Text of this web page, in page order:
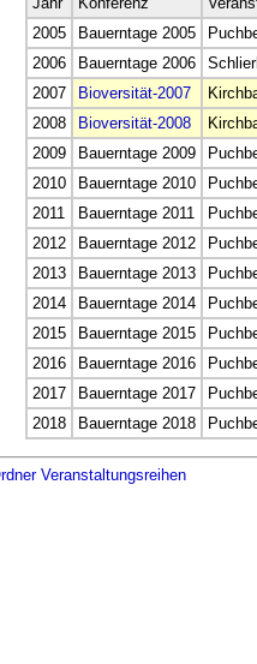
2005
Bauerntage 2005
2006
Bauerntage 2006
2007
Bioversität-2007
2008
Bioversität-2008
2009
Bauerntage 2009
2010
Bauerntage 2010
2011
Bauerntage 2011
2012
Bauerntage 2012
2013
Bauerntage 2013
2014
Bauerntage 2014
2015
Bauerntage 2015
2016
Bauerntage 2016
2017
Bauerntage 2017
2018
Bauerntage 2018
Veranstaltungsreihen